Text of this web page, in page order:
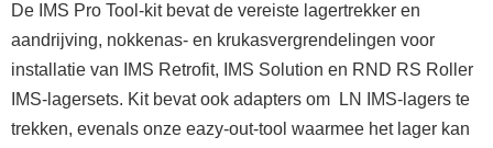
De IMS Pro Tool-kit bevat de vereiste lagertrekker en
aandrijving, nokkenas- en krukasvergrendelingen voor
installatie van IMS Retrofit, IMS Solution en RND RS Roller
IMS-lagersets. Kit bevat ook adapters om LN IMS-lagers te
trekken, evenals onze eazy-out-tool waarmee het lager kan